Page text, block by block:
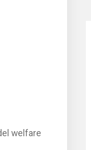
welfare